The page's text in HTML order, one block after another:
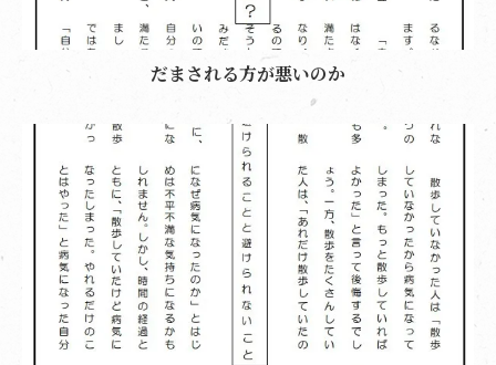
だまされる方が悪いのか